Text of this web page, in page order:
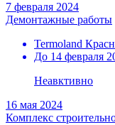
7 февраля 2024
Демонтажные работы
Termoland
До 14 февраля
Неавктивно
16 мая 2024
Комплекс